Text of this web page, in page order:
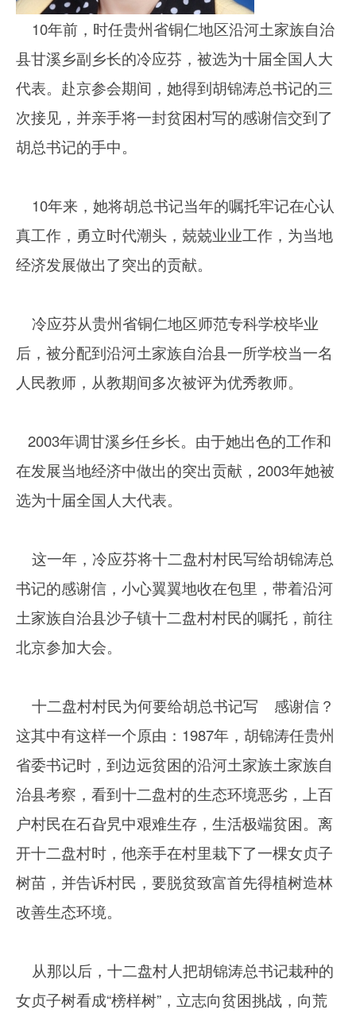
10年前，时任贵州省铜仁地区沿河土家族自治
县甘溪乡副乡长的冷应芬，被选为十届全国人大
代表。赴京参会期间，她得到胡锦涛总书记的三
次接见，并亲手将一封贫困村写的感谢信交到了
胡总书记的手中。
10年来，她将胡总书记当年的嘱托牢记在心认
真工作，勇立时代潮头，兢兢业业工作，为当地
经济发展做出了突出的贡献。
冷应芬从贵州省铜仁地区师范专科学校毕业
后，被分配到沿河土家族自治县一所学校当一名
人民教师，从教期间多次被评为优秀教师。
2003年调甘溪乡任乡长。由于她出色的工作和
在发展当地经济中做出的突出贡献，2003年她被
选为十届全国人大代表。
这一年，冷应芬将十二盘村村民写给胡锦涛总
书记的感谢信，小心翼翼地收在包里，带着沿河
土家族自治县沙子镇十二盘村村民的嘱托，前往
北京参加大会。
十二盘村村民为何要给胡总书记写 感谢信？
这其中有这样一个原由：1987年，胡锦涛任贵州
省委书记时，到边远贫困的沿河土家族土家族自
治县考察，看到十二盘村的生态环境恶劣，上百
户村民在石旮旯中艰难生存，生活极端贫困。离
开十二盘村时，他亲手在村里栽下了一棵女贞子
树苗，并告诉村民，要脱贫致富首先得植树造林
改善生态环境。
从那以后，十二盘村人把胡锦涛总书记栽种的
女贞子树看成“榜样树”，立志向贫困挑战，向荒